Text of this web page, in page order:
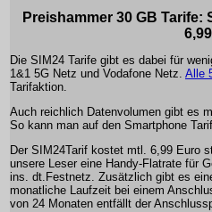
Preishammer 30 GB Tarife:
Die SIM24 Tarife gibt es dabei für
1&1 5G Netz und Vodafone Netz. Alle
Tarifaktion.
Auch reichlich Datenvolumen gibt es
So kann man auf den Smartphone Tarif
Der SIM24Tarif kostet mtl. 6,99 Euro
unsere Leser eine Handy-Flatrate für
ins. dt.Festnetz. Zusätzlich gibt es
monatliche Laufzeit bei einem
von 24 Monaten entfällt der